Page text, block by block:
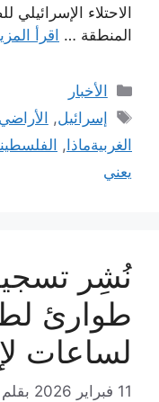
المنطقة … اقرأ
التصنيفات
الأخبار
الوسوم
إسرائيل, الأراضي
الغربيةماذا,
يعني
نُشِر
طوارئ
لساعات
11 فبراير 2026 بقلم